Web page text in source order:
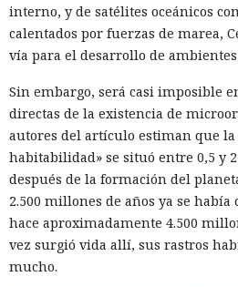
interno, y de satélites oceánicos
calentados por fuerzas de marea,
vía para el desarrollo de
Sin embargo, será casi imposible
directas de la existencia de
autores del artículo estiman que la
habitabilidad» se situó entre 0,5 y
después de la formación del
2.500 millones de años ya se había
hace aproximadamente 4.500
vez surgió vida allí, sus rastros
mucho.